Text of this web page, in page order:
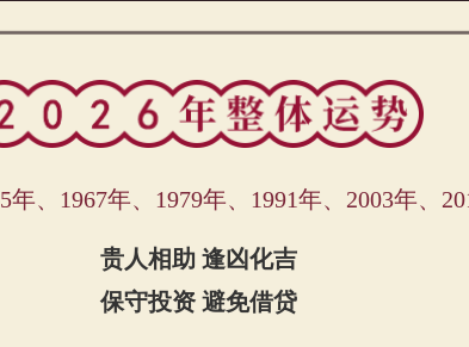
、1967年、1979年、1991年、2003年、
贵人相助 逢凶化吉
保守投资 避免借贷